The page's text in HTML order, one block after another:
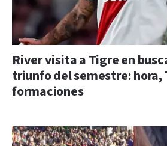
River visita a Tigre en
triunfo del semestre: hora,
formaciones